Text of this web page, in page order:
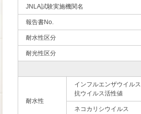
JNLA試験実施機関名
報告書No.
耐水性区分
耐光性区分
耐水性
インフルエンザウイルス
抗ウイルス活性値
ネコカリシウイルス